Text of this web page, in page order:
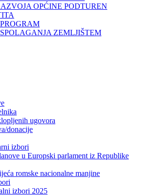
OPĆINE PODTUREN
ZEMLJIŠTEM
ugovora
donacije
izbori
u Europski parlament iz Republike
romske nacionalne manjine
izbori 2025